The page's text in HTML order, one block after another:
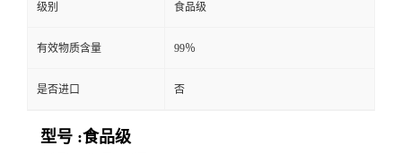
级别 食品级
有效物质含量 99％
是否进口 否
型号 :食品级